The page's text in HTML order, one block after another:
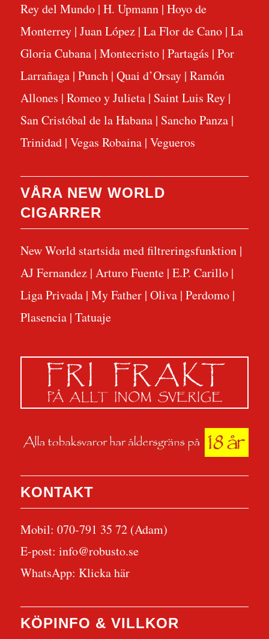
Rey del Mundo| H. Upmann| Hoyo de
Monterrey| Juan López| La Flor de Cano| La
Gloria Cubana| Montecristo| Partagás | Por
Larrañaga| Punch| Quai d’Orsay| Ramón
Allones | Romeo y Julieta| Saint Luis Rey|
San Cristóbal de la Habana| Sancho Panza|
Trinidad| Vegas Robaina| Vegueros
VÅRA NEW WORLD
CIGARRER
New World startsida med filtreringsfunktion|
AJ Fernandez| Arturo Fuente| E.P. Carillo|
Liga Privada| My Father| Oliva| Perdomo|
Plasencia| Tatuaje
KONTAKT
Mobil: 070-791 35 72 (Adam)
E-post: info@robusto.se
WhatsApp: Klicka här
KÖPINFO & VILLKOR